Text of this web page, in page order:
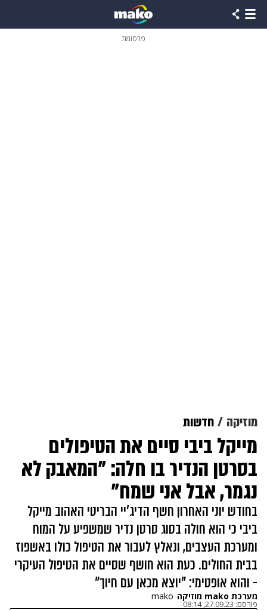
פרסומת
מוזיקה חדשות
מייקל ביבי סיים את הטיפולים
בסרטן הנדיר בו חלה: "המאבק לא
נגמר, אבל אני שמח"
בחודש יוני האחרון חשף הדיג'יי הבריטי האהוב מייקל
ביבי כי הוא חולה בסוג סרטן נדיר שמשפיע על המוח
ומערכת העצבים, ונאלץ לעבור את הטיפול כולו באשפוז
בבית החולים. כעת הוא חושף שסיים את הטיפול העיקרי
- והוא אופטימי: "יוצא מכאן עם חיוך"
מערכת mako מוזיקה mako
פורסם: 27.09.23, 08:14